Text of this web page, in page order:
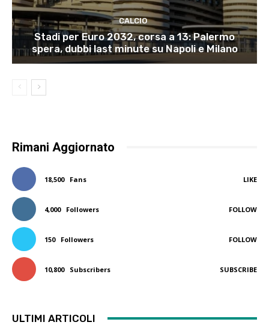
CALCIO
Stadi per Euro 2032, corsa a 13: Palermo
spera, dubbi last minute su Napoli e Milano
Rimani Aggiornato
18,500 Fans LIKE
4,000 Followers FOLLOW
150 Followers FOLLOW
10,800 Subscribers SUBSCRIBE
ULTIMI ARTICOLI